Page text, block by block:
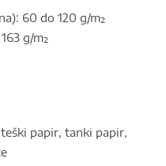
60 do 120 g/m²
g/m²
papir, tanki papir,